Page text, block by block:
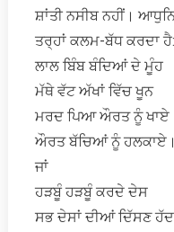
ਸ਼ਾਂਤੀ ਨਸੀਬ ਨਹੀਂ।
ਤਰ੍ਹਾਂ ਕਲਮ-ਬੱਧ ਕਰਦਾ ਹੈ:
ਲਾਲ ਬਿੰਬ ਬੰਦਿਆਂ ਦੇ ਮੂੰਹ
ਮੱਥੇ ਵੱਟ ਅੱਖਾਂ ਵਿੱਚ ਖੂਨ
ਮਰਦ ਪਿਆ ਔਰਤ ਨੂੰ ਖਾਏ
ਔਰਤ ਬੱਚਿਆਂ ਨੂੰ
ਜਾਂ
ਹੜਬੂੰ ਹੜਬੂੰ ਕਰਦੇ ਦੇਸ
ਸਭ ਦੇਸਾਂ ਦੀਆਂ ਦਿੱਸਣ